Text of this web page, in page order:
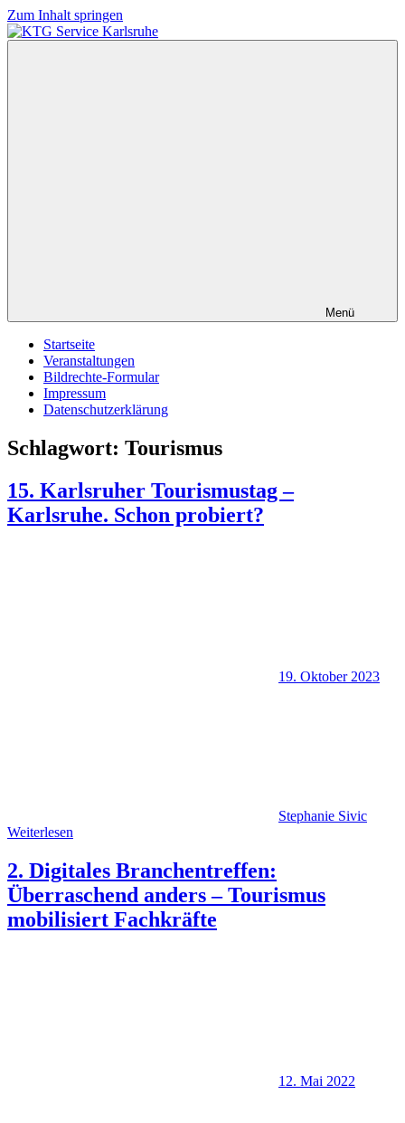
Zum Inhalt springen
Menü
Startseite
Veranstaltungen
Bildrechte-Formular
Impressum
Datenschutzerklärung
Schlagwort: Tourismus
15. Karlsruher Tourismustag –
Karlsruhe. Schon probiert?
19. Oktober 2023
Stephanie Sivic
Weiterlesen
2. Digitales Branchentreffen:
Überraschend anders – Tourismus
mobilisiert Fachkräfte
12. Mai 2022